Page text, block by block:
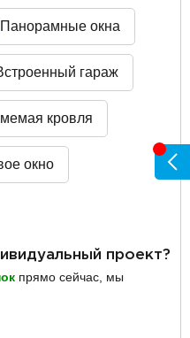
Панорамные окна
гараж
кровля
окно
проект?
прямо сейчас, мы